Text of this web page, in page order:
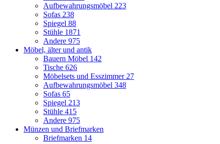
Aufbewahrungsmöbel 223
Sofas 238
Spiegel 88
Stühle 1871
Andere 975
Möbel, älter und antik
Bauern Möbel 142
Tische 626
Möbelsets und Esszimmer 27
Aufbewahrungsmöbel 348
Sofas 65
Spiegel 213
Stühle 415
Andere 975
Münzen und Briefmarken
Briefmarken 14